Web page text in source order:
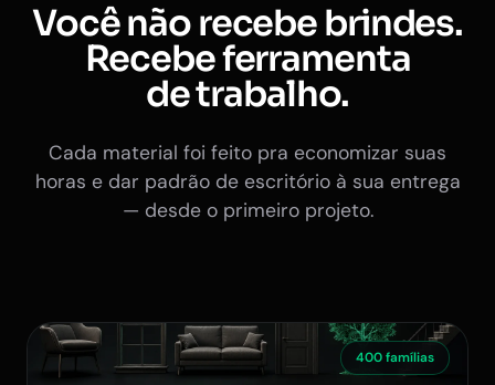
Você não recebe brindes.
Recebe ferramenta
de trabalho.
Cada material foi feito pra economizar suas
horas e dar padrão de escritório à sua entrega
— desde o primeiro projeto.
400 famílias